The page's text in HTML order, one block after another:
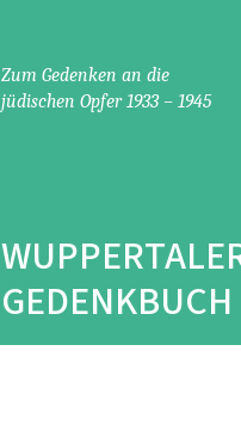
Zum Gedenken an die
jüdischen Opfer 1933 – 1945
GEDENKBUCH